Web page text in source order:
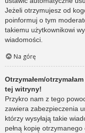
Jeżeli otrzymujesz od
poinformuj o tym
takiemu użytkownikowi
wiadomości.
Na górę
Otrzymałem/
tej witryny!
Przykro nam z tego
zawiera zabezpieczenia
którzy wysyłają takie
pełną kopię